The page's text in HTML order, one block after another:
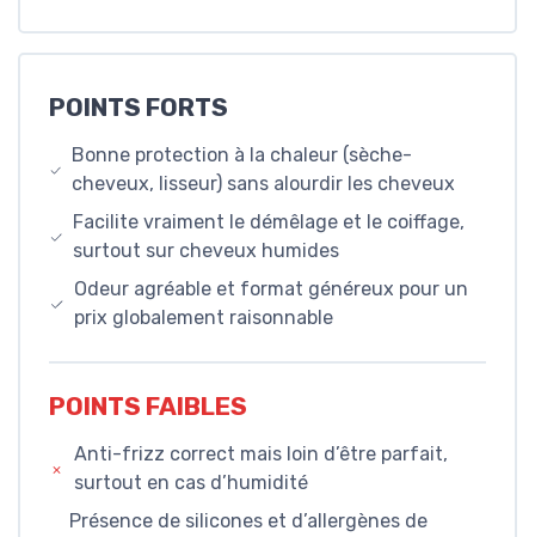
POINTS FORTS
Bonne protection à la chaleur (sèche-
cheveux, lisseur) sans alourdir les cheveux
Facilite vraiment le démêlage et le coiffage,
surtout sur cheveux humides
Odeur agréable et format généreux pour un
prix globalement raisonnable
POINTS FAIBLES
Anti-frizz correct mais loin d’être parfait,
surtout en cas d’humidité
Présence de silicones et d’allergènes de